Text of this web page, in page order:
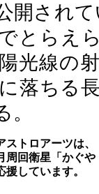
開され
とらえ
光線の
落ちる
ストロアーツは、
周回衛星「かぐ
援しています。